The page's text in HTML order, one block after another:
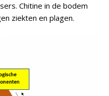
Chitine in de bodem
ziekten en plagen.